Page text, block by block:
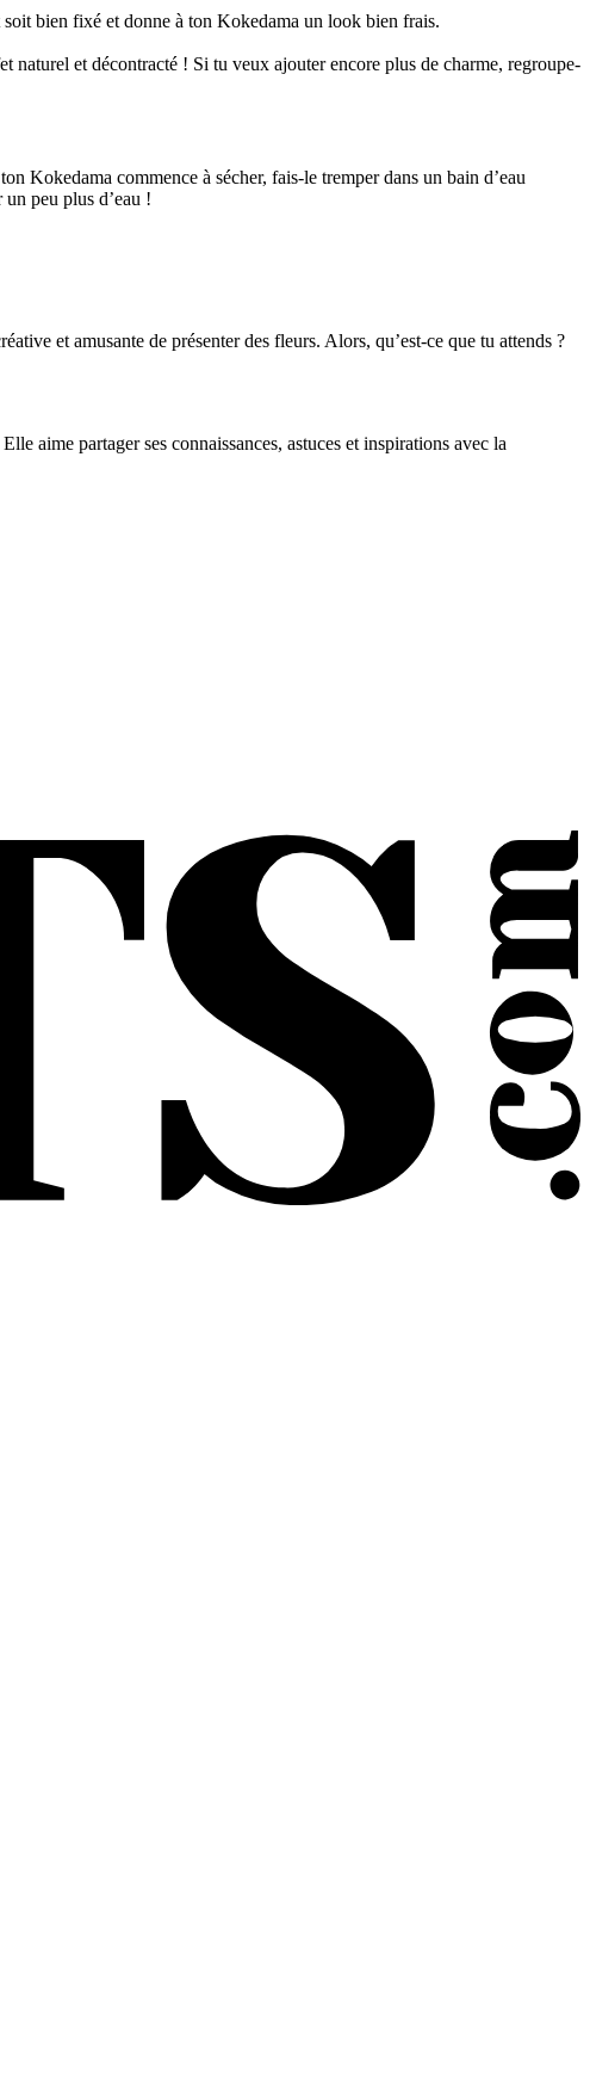
bien fixé et donne à ton Kokedama un look bien frais.
et décontracté ! Si tu veux ajouter encore plus de charme, regroupe-
Kokedama commence à sécher, fais-le tremper dans un bain d’eau
peu plus d’eau !
et amusante de présenter des fleurs. Alors, qu’est-ce que tu attends ?
aime partager ses connaissances, astuces et inspirations avec la